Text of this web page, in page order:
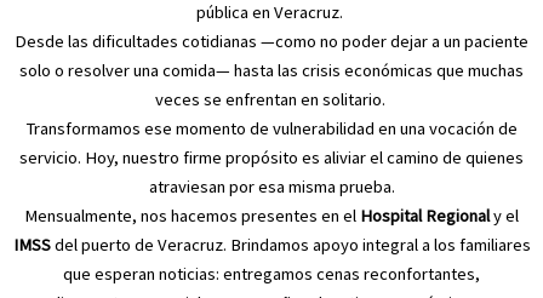
pública en Veracruz.
Desde las dificultades cotidianas —como no poder dejar a un paciente
solo o resolver una comida— hasta las crisis económicas que muchas
veces se enfrentan en solitario.
Transformamos ese momento de vulnerabilidad en una vocación de
servicio. Hoy, nuestro firme propósito es aliviar el camino de quienes
atraviesan por esa misma prueba.
Mensualmente, nos hacemos presentes en el Hospital Regionaly el
IMSSdel puerto de Veracruz. Brindamos apoyo integral a los familiares
que esperan noticias: entregamos cenas reconfortantes,